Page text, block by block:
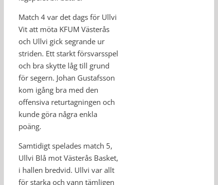
Match 4 var det dags för Ullvi
Vit att möta KFUM Västerås
och Ullvi gick segrande ur
striden. Ett starkt försvarsspel
och bra skytte låg till grund
för segern. Johan Gustafsson
kom igång bra med den
offensiva returtagningen och
kunde göra några enkla
poäng.
Samtidigt spelades match 5,
Ullvi Blå mot Västerås Basket,
i hallen bredvid. Ullvi var allt
för starka och vann tämligen